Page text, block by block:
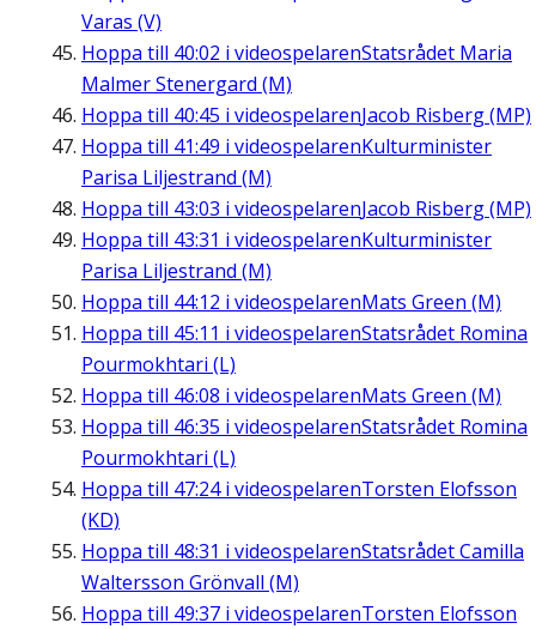
Varas (V)
Hoppa till 40:02 i videospelarenStatsrådet Maria
Malmer Stenergard (M)
Hoppa till 40:45 i videospelarenJacob Risberg (MP)
Hoppa till 41:49 i videospelarenKulturminister
Parisa Liljestrand (M)
Hoppa till 43:03 i videospelarenJacob Risberg (MP)
Hoppa till 43:31 i videospelarenKulturminister
Parisa Liljestrand (M)
Hoppa till 44:12 i videospelarenMats Green (M)
Hoppa till 45:11 i videospelarenStatsrådet Romina
Pourmokhtari (L)
Hoppa till 46:08 i videospelarenMats Green (M)
Hoppa till 46:35 i videospelarenStatsrådet Romina
Pourmokhtari (L)
Hoppa till 47:24i videospelarenTorsten Elofsson
(KD)
Hoppa till 48:31 i videospelarenStatsrådet Camilla
Waltersson Grönvall (M)
Hoppa till 49:37 i videospelarenTorsten Elofsson